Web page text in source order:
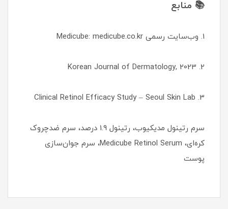
📚 منابع
1. وب‌سایت رسمی Medicube: medicube.co.kr
2. Korean Journal of Dermatology, 2023
3. Clinical Retinol Efficacy Study – Seoul Skin Lab
سرم رتینول مدیکیوب، رتینول 1.9 درصد، سرم ضدچروک
کره‌ای، Medicube Retinol Serum، سرم جوان‌سازی
پوست